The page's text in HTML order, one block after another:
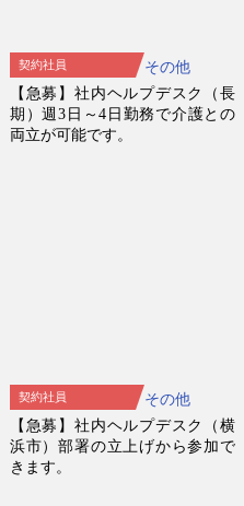
契約社員
その他
【急募】社内ヘルプデスク（長
期）週3日～4日勤務で介護との
両立が可能です。
契約社員
その他
【急募】社内ヘルプデスク（横
浜市）部署の立上げから参加で
きます。